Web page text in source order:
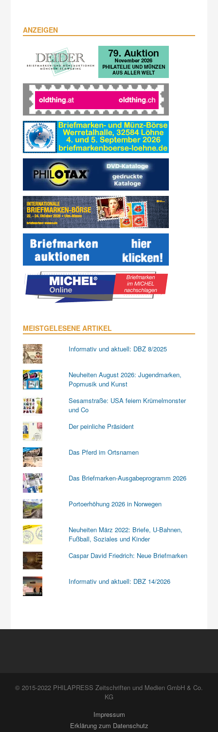
ANZEIGEN
MEISTGELESENE ARTIKEL
Informativ und aktuell: DBZ 8/2025
Neuheiten August 2026: Jugendmarken,
Popmusik und Kunst
Sesamstraße: USA feiern Krümelmonster
und Co
Der peinliche Präsident
Das Pferd im Ortsnamen
Das Briefmarken-Ausgabeprogramm 2026
Portoerhöhung 2026 in Norwegen
Neuheiten März 2022: Briefe, U-Bahnen,
Fußball, Soziales und Kinder
Caspar David Friedrich: Neue Briefmarken
Informativ und aktuell: DBZ 14/2026
© 2015-2022 PHILAPRESS Zeitschriften und Medien GmbH & Co.
KG
Impressum
Erklärung zum Datenschutz